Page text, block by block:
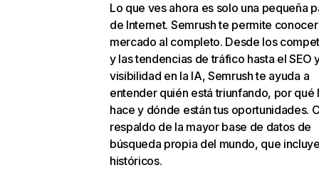
Lo que ves ahora es solo una pequeña
de Internet. Semrush te permite
mercado al completo. Desde los
y las tendencias de tráfico hasta el SEO
visibilidad en la IA, Semrush te ayuda a
entender quién está triunfando, por qué
hace y dónde están tus oportunidades.
respaldo de la mayor base de datos de
búsqueda propia del mundo, que
históricos.